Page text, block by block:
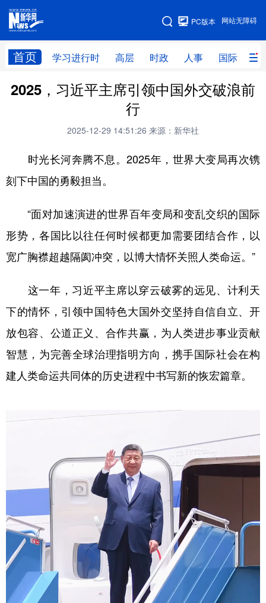
网站无障碍
PC版本
首页 学习进行时 高层 时政 人事 国际 财
网站地图
学习进行时 高层 时政 人事
科技 科创 量子 体育
文化
访谈 视频 图片 政务
法律 中央文件 金融 汽车
食品 人居 信息化 数字经济
学术中国 乡村振兴 银龄 溯源中国
城市 旅游 能源 会展
彩票 娱乐 时尚 悦读
天津 河北 山西
吉林 上海
安徽 福建
山东 河南 湖北 湖南
广东 广西 海南 重庆
四川 贵州 云南 西藏
2025，习近平主席引领中国外交破浪前
行
2025-12-29 14:51:26 来源：新华社
时光长河奔腾不息。2025年，世界大变局再次镌
刻下中国的勇毅担当。
“面对加速演进的世界百年变局和变乱交织的国际
形势，各国比以往任何时候都更加需要团结合作，以
宽广胸襟超越隔阂冲突，以博大情怀关照人类命运。”
这一年，习近平主席以穿云破雾的远见、计利天
下的情怀，引领中国特色大国外交坚持自信自立、开
放包容、公道正义、合作共赢，为人类进步事业贡献
智慧，为完善全球治理指明方向，携手国际社会在构
建人类命运共同体的历史进程中书写新的恢宏篇章。